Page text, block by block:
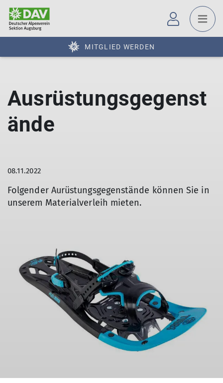
MITGLIED WERDEN
Ausrüstungsgegenst
ände
08.11.2022
Folgender Aurüstungsgegenstände können Sie in
unserem Materialverleih mieten.
© Tubbs